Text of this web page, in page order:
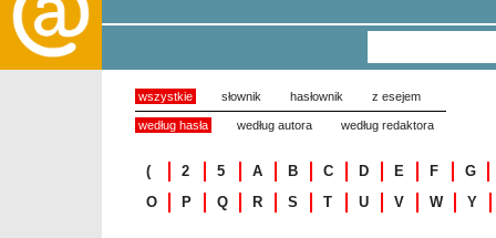
wszystkie słownik hasłownik z esejem
według hasła według autora według redaktora
( 2 5 A B C D E F
G
O
P Q R S T U V W Y